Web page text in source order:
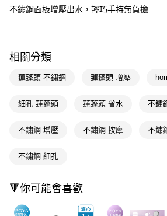
街口支付
Google Pay
AFTEE先享後付
【關於「AFTEE先享後付」】
便利好安心！
１．簡單：不需註冊會員、不需綁卡、不需儲值。
３．安心：先確認商品／服務後，再付款。
１．於結帳方式選擇「AFTEE先享後付」後，將
２．訂單成立數日內，您將收到繳費通知簡訊。
全家取貨付款
每筆NT$65，滿NT$390(含以上)免運費
不鏽鋼面板增壓出水，輕巧手持無負擔
相關分類
蓮蓬頭 不鏽鋼 蓮蓬頭 增壓
細孔 蓮蓬頭 蓮蓬頭 省水 不鏽
不鏽鋼 增壓 不鏽鋼 按摩 不鏽
不鏽鋼 細孔
🔻你可能會喜歡